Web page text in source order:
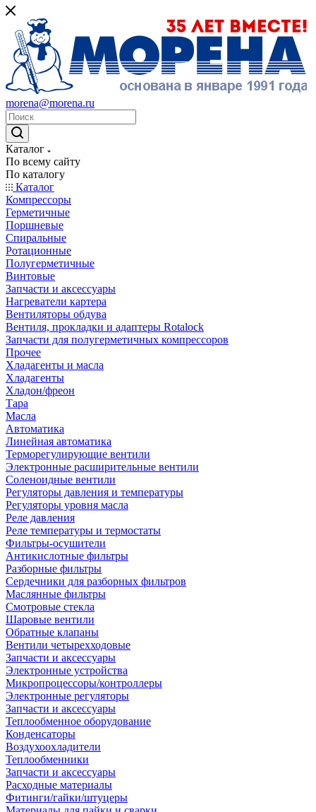
morena@morena.ru
Каталог
По всему сайту
По каталогу
Каталог
Компрессоры
Герметичные
Поршневые
Спиральные
Ротационные
Полугерметичные
Винтовые
Запчасти и аксессуары
Нагреватели картера
Вентиляторы обдува
Вентиля, прокладки и адаптеры Rotalock
Запчасти для полугерметичных компрессоров
Прочее
Хладагенты и масла
Хладагенты
Хладон/фреон
Тара
Масла
Автоматика
Линейная автоматика
Терморегулирующие вентили
Электронные расширительные вентили
Соленоидные вентили
Регуляторы давления и температуры
Регуляторы уровня масла
Реле давления
Реле температуры и термостаты
Фильтры-осушители
Антикислотные фильтры
Разборные фильтры
Сердечники для разборных фильтров
Маслянные фильтры
Смотровые стекла
Шаровые вентили
Обратные клапаны
Вентили четырехходовые
Запчасти и аксессуары
Электронные устройства
Микропроцессоры/контроллеры
Электронные регуляторы
Запчасти и аксессуары
Теплообменное оборудование
Конденсаторы
Воздухоохладители
Теплообменники
Запчасти и аксессуары
Расходные материалы
Фитинги/гайки/штуцеры